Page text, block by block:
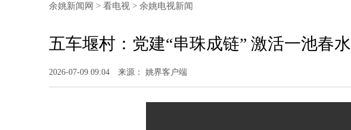
余姚新闻网 > 看电视 > 余姚电视新闻
五车堰村：党建“串珠成链” 激活一池春水
2026-07-09 09:04 来源： 姚界客户端